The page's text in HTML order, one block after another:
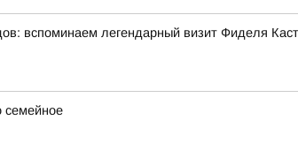
вспоминаем легендарный визит Фиделя
семейное